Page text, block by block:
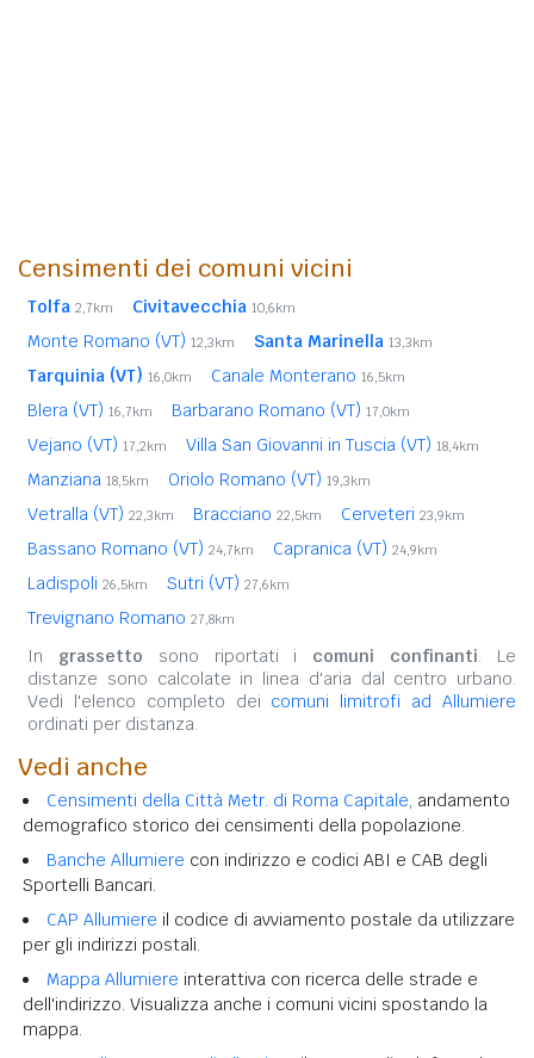
Censimenti dei comuni vicini
Tolfa 2,7km Civitavecchia 10,6km
Monte Romano (VT) 12,3km Santa Marinella 13,3km
Tarquinia (VT) 16,0km Canale Monterano 16,5km
Blera (VT) 16,7km Barbarano Romano (VT) 17,0km
Vejano (VT) 17,2km Villa San Giovanni in Tuscia (VT) 18,4km
Manziana 18,5km Oriolo Romano (VT) 19,3km
Vetralla (VT) 22,3km Bracciano 22,5km Cerveteri 23,9km
Bassano Romano (VT) 24,7km Capranica (VT) 24,9km
Ladispoli 26,5km Sutri (VT) 27,6km
Trevignano Romano 27,8km
In grassetto sono riportati i comuni confinanti. Le
distanze sono calcolate in linea d'aria dal centro urbano.
Vedi l'elenco completo dei comuni limitrofi ad Allumiere
ordinati per distanza.
Vedi anche
Censimenti della Città Metr. di Roma Capitale, andamento
demografico storico dei censimenti della popolazione.
Banche Allumiere con indirizzo e codici ABI e CAB degli
Sportelli Bancari.
CAP Allumiere il codice di avviamento postale da utilizzare
per gli indirizzi postali.
Mappa Allumiere interattiva con ricerca delle strade e
dell'indirizzo. Visualizza anche i comuni vicini spostando la
mappa.